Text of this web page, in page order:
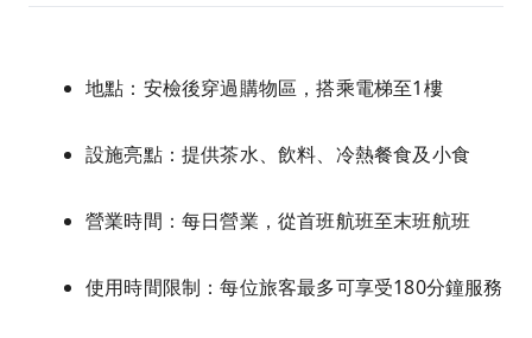
地點：安檢後穿過購物區，搭乘電梯至1樓
設施亮點：提供茶水、飲料、冷熱餐食及小食
營業時間：每日營業，從首班航班至末班航班
使用時間限制：每位旅客最多可享受180分鐘服務